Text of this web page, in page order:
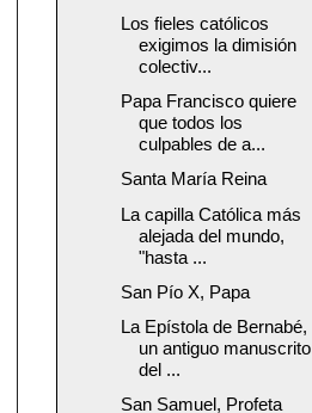
Los fieles católicos
exigimos la dimisión
colectiv...
Papa Francisco quiere
que todos los
culpables de a...
Santa María Reina
La capilla Católica más
alejada del mundo,
"hasta ...
San Pío X, Papa
La Epístola de Bernabé,
un antiguo manuscrito
del ...
San Samuel, Profeta